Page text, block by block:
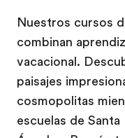
Trabajos
Únete al equipo
Nuestros cursos
combinan
vacacional.
paisajes
cosmopolitas
escuelas de